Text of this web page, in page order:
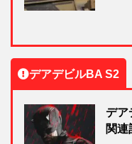
デアデビルBA S2
デア
関連